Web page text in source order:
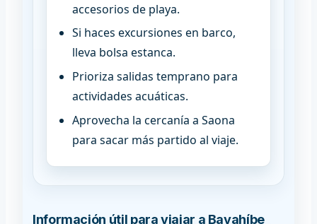
accesorios de playa.
Si haces excursiones en barco,
lleva bolsa estanca.
Prioriza salidas temprano para
actividades acuáticas.
Aprovecha la cercanía a Saona
para sacar más partido al viaje.
Información útil para viajar a Bayahíbe